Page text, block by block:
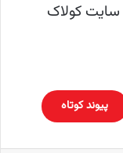
سایت کولاک
پیوند کوتاه